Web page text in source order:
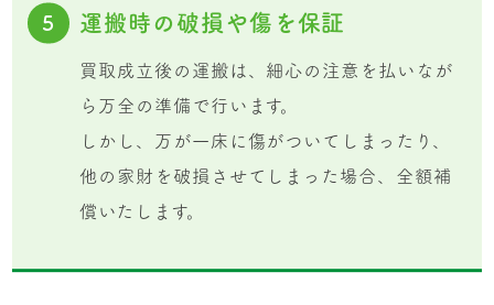
5 運搬時の破損や傷を保証
買取成立後の運搬は、細心の注意を払いなが
ら万全の準備で行います。
しかし、万が一床に傷がついてしまったり、
他の家財を破損させてしまった場合、全額補
償いたします。